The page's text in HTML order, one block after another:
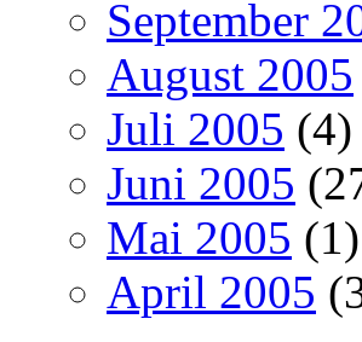
September
August 2005
Juli 2005 (4)
Juni 2005
Mai 2005 (1)
April 2005